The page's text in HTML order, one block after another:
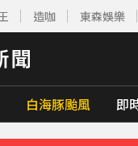
造咖 東森娛樂
白海豚颱風 即
App，隨時掌握天下